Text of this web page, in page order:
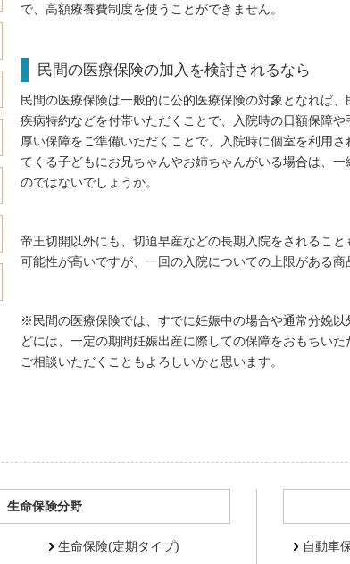
で、高額療養費制度を使うことができません。
民間の医療保険の加入を検討されるなら
民間の医療保険は一般的に公的医療保険の対象となれば
疾病特約などを付帯いただくことで、入院時の日額保障
厚い保障をご準備いただくことで、入院時に個室を利用
てくる子どもにお兄ちゃんやお姉ちゃんがいる場合は、
のではないでしょうか。
帝王切開以外にも、切迫早産などの長期入院をされるこ
可能性が高いですが、一回の入院についての上限がある
※民間の医療保険では、すでに妊娠中の場合や通常分娩
どには、一定の期間妊娠出産に際しての保障をおもちい
ご相談いただくこともよろしいかと思います。
生命保険分野
生命保険(定期タイプ) 自動車